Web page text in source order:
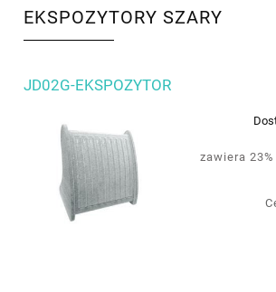
EKSPOZYTORY SZARY
JD02G-EKSPOZYTOR
zawiera